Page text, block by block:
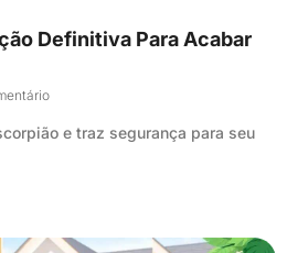
Definitiva Para Acabar
e traz segurança para seu